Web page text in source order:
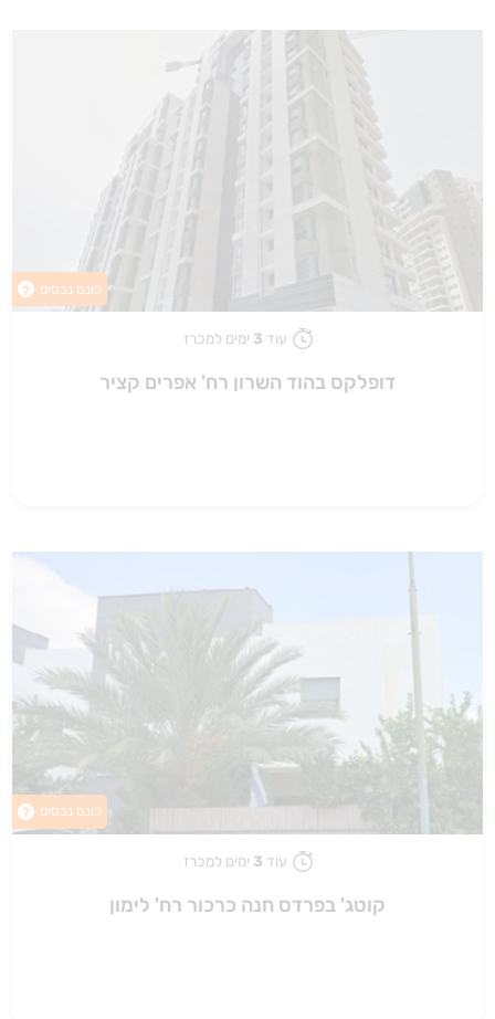
כונס נכסים ?
עוד 3 ימים למכרז
דופלקס בהוד השרון רח' אפרים קציר
כונס נכסים ?
עוד 3 ימים למכרז
קוטג' בפרדס חנה כרכור רח' לימון